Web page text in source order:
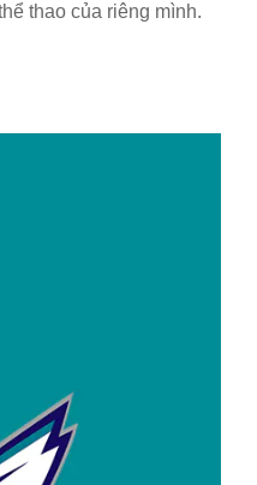
thao của riêng mình.